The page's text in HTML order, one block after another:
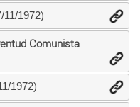
1972)
Comunista
1972)